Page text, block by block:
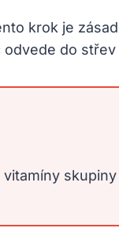
krok je
do